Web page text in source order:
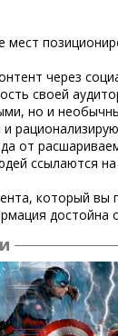
через
своей
но и
от
ссылаются
который вы
достойна